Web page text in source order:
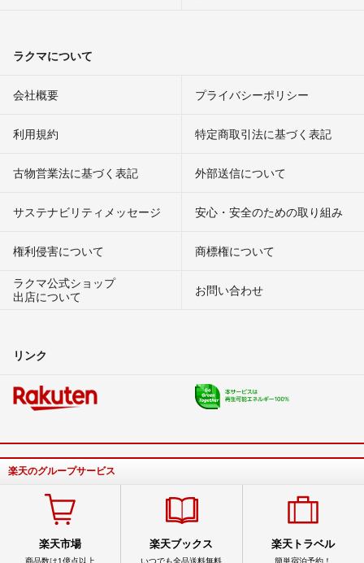
ラクマについて
会社概要 プライバシーポリシー
利用規約 特定商取引法に基づく表記
古物営業法に基づく表記 外部送信について
サステナビリティメッセージ 安心・安全のための取り組み
権利侵害について
商標権について
ラクマ公式ショップ
出店について
お問い合わせ
リンク
楽天のグループサービス
楽天市場
商品数は1億点以上
楽天ブックス
いつでも全品送料無料
楽天トラベル
簡単宿泊予約！